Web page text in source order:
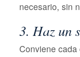
necesario, sin
3. Haz un
Conviene